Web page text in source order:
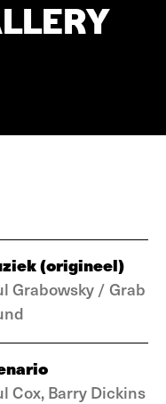
(origineel)
Grabowsky / Grab
Cox, Barry Dickins